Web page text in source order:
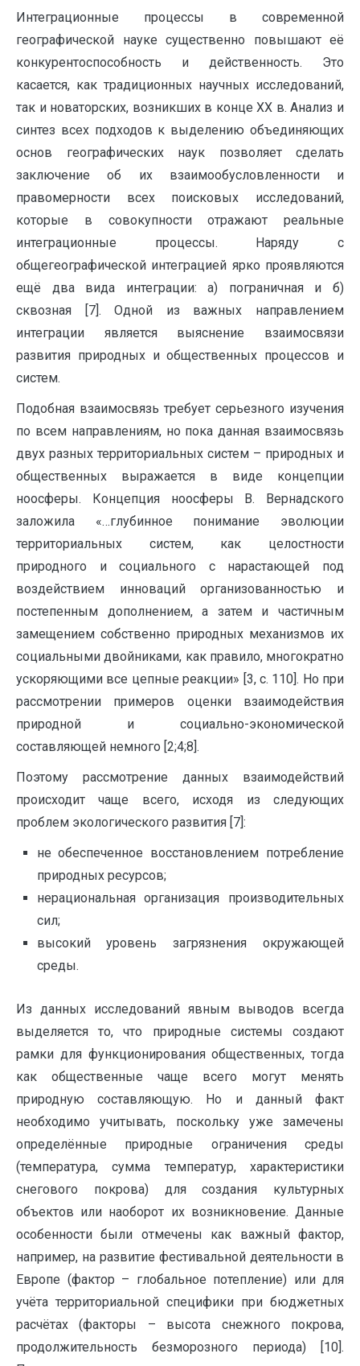
Интеграционные процессы в современной
географической науке существенно повышают её
конкурентоспособность и действенность. Это
касается, как традиционных научных исследований,
так и новаторских, возникших в конце ХХ в. Анализ и
синтез всех подходов к выделению объединяющих
основ географических наук позволяет сделать
заключение об их взаимообусловленности и
правомерности всех поисковых исследований,
которые в совокупности отражают реальные
интеграционные процессы. Наряду с
общегеографической интеграцией ярко проявляются
ещё два вида интеграции: а) пограничная и б)
сквозная [7]. Одной из важных направлением
интеграции является выяснение взаимосвязи
развития природных и общественных процессов и
систем.
Подобная взаимосвязь требует серьезного изучения
по всем направлениям, но пока данная взаимосвязь
двух разных территориальных систем – природных и
общественных выражается в виде концепции
ноосферы. Концепция ноосферы В. Вернадского
заложила «…глубинное понимание эволюции
территориальных систем, как целостности
природного и социального с нарастающей под
воздействием инноваций организованностью и
постепенным дополнением, а затем и частичным
замещением собственно природных механизмов их
социальными двойниками, как правило, многократно
ускоряющими все цепные реакции» [3, с. 110]. Но при
рассмотрении примеров оценки взаимодействия
природной и социально-экономической
составляющей немного [2;4;8].
Поэтому рассмотрение данных взаимодействий
происходит чаще всего, исходя из следующих
проблем экологического развития [7]:
не обеспеченное восстановлением потребление
природных ресурсов;
нерациональная организация производительных
сил;
высокий уровень загрязнения окружающей
среды.
Из данных исследований явным выводов всегда
выделяется то, что природные системы создают
рамки для функционирования общественных, тогда
как общественные чаще всего могут менять
природную составляющую. Но и данный факт
необходимо учитывать, поскольку уже замечены
определённые природные ограничения среды
(температура, сумма температур, характеристики
снегового покрова) для создания культурных
объектов или наоборот их возникновение. Данные
особенности были отмечены как важный фактор,
например, на развитие фестивальной деятельности в
Европе (фактор – глобальное потепление) или для
учёта территориальной специфики при бюджетных
расчётах (факторы – высота снежного покрова,
продолжительность безморозного периода) [10].